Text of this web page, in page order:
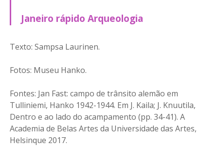
Janeiro rápido Arqueologia
Texto: Sampsa Laurinen.
Fotos: Museu Hanko.
Fontes: Jan Fast: campo de trânsito alemão em
Tulliniemi, Hanko 1942-1944. Em J. Kaila; J. Knuutila,
Dentro e ao lado do acampamento (pp. 34-41). A
Academia de Belas Artes da Universidade das Artes,
Helsinque 2017.